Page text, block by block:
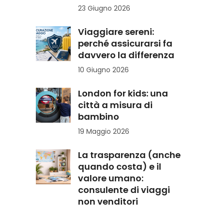
23 Giugno 2026
Viaggiare sereni:
perché assicurarsi fa
davvero la differenza
10 Giugno 2026
London for kids: una
città a misura di
bambino
19 Maggio 2026
La trasparenza (anche
quando costa) e il
valore umano:
consulente di viaggi
non venditori